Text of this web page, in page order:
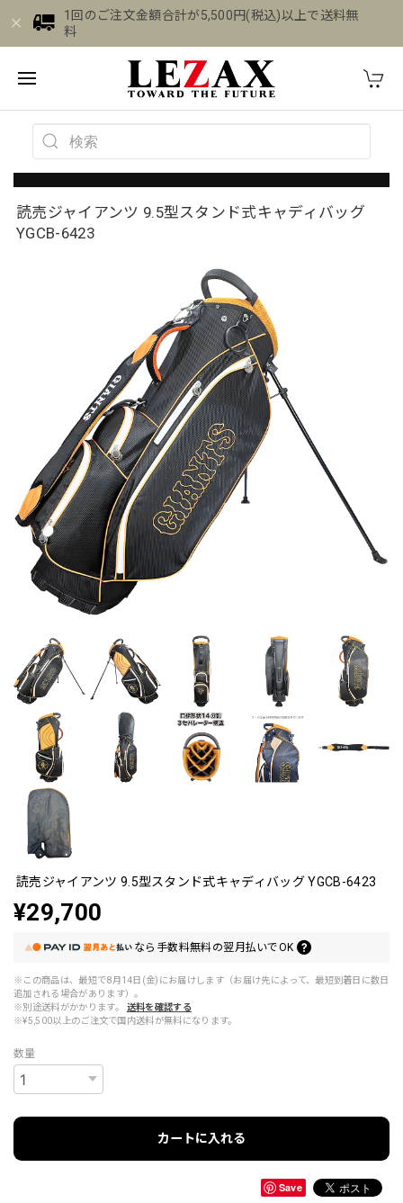
1回のご注文金額合計が5,500円(税込)以上で送料無
料
読売ジャイアンツ 9.5型スタンド式キャディバッグ
YGCB-6423
読売ジャイアンツ 9.5型スタンド式キャディバッグ YGCB-6423
¥29,700
なら 手数料無料の翌月払いでOK
※この商品は、最短で8月14日(金)にお届けします（お届け先によって、最短到着日に数日
追加される場合があります）。
※別途送料がかかります。
送料を確認する
※¥5,500以上のご注文で国内送料が無料になります。
数量
カートに入れる
Save